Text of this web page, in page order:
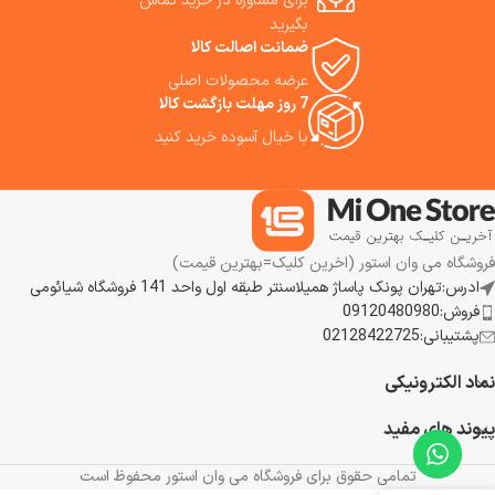
بگیرید
ضمانت اصالت کالا
عرضه محصولات اصلی
7 روز مهلت بازگشت کالا
با خیال آسوده خرید کنید
فروشگاه می وان استور (اخرین کلیک=بهترین قیمت)
ادرس:تهران پونک پاساژ همیلاسنتر طبقه اول واحد 141 فروشگاه شیائومی
فروش:09120480980
پشتیبانی:02128422725
نماد الکترونیکی
پیوند های مفید
تمامی حقوق برای فروشگاه می وان استور محفوظ است